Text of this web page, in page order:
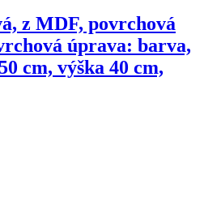
z MDF, povrchová
úprava: barva,
cm, výška 40 cm,